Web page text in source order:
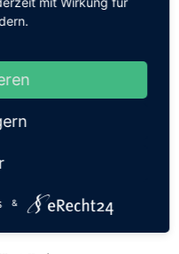
junge Freiwillige haben,
unseren Freizeiten und
doch mal bei
&